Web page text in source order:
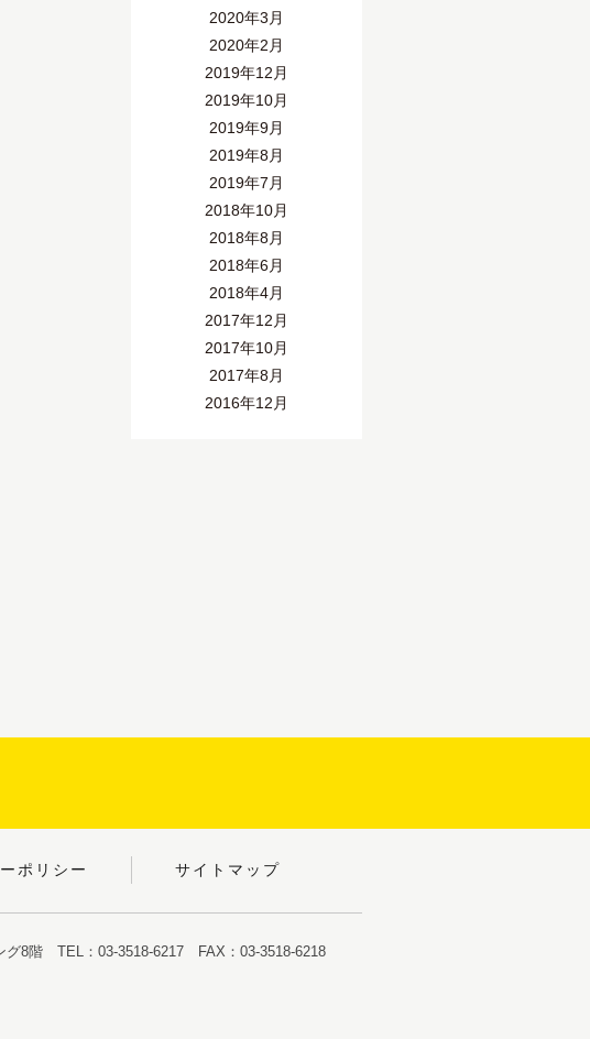
2020年3月
2020年2月
2019年12月
2019年10月
2019年9月
2019年8月
2019年7月
2018年10月
2018年8月
2018年6月
2018年4月
2017年12月
2017年10月
2017年8月
2016年12月
ポリシー サイトマップ
グ8階 TEL：03-3518-6217 FAX：03-3518-6218